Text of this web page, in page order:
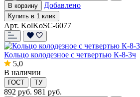
В корзину
Добавлено
Купить в 1 клик
Арт. KolKoSC-6077
Кольцо колодезное с четвертью К-8-3ч
5,0
В наличии
ГОСТ ТУ
892 руб. 981 руб.